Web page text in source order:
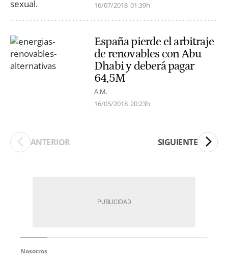
16/07/2018 01:39h
España pierde el arbitraje
de renovables con Abu
Dhabi y deberá pagar
64,5M
A.M.
16/05/2018 20:23h
ANTERIOR SIGUIENTE
Nosotros